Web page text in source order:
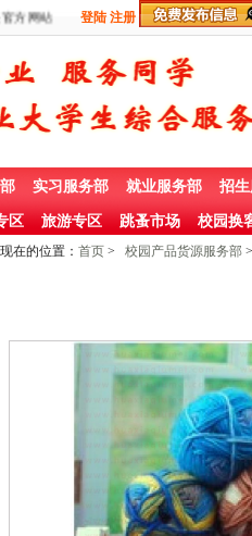
网站 登陆 注册
实习服务部 就业服务部 招
区 旅游专区 跳蚤市场 校园换
在的位置： 首页 > 校园产品货源服务部